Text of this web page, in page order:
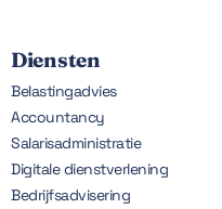
Diensten
Belastingadvies
Accountancy
Salarisadministratie
Digitale dienstverlening
Bedrijfsadvisering